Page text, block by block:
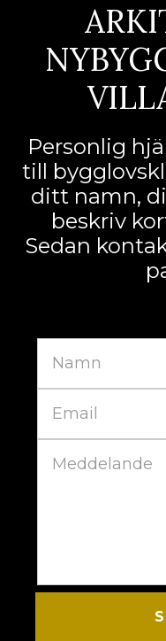
Personlig
till
ditt namn,
beskriv
Sedan